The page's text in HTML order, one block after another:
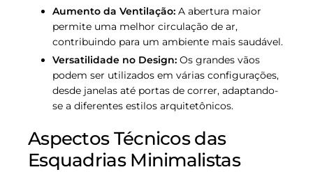
Aumento da Ventilação: A abertura maior
permite uma melhor circulação de ar,
contribuindo para um ambiente mais saudável.
Versatilidade no Design: Os grandes vãos
podem ser utilizados em várias configurações,
desde janelas até portas de correr, adaptando-
se a diferentes estilos arquitetônicos.
Aspectos Técnicos das
Esquadrias Minimalistas